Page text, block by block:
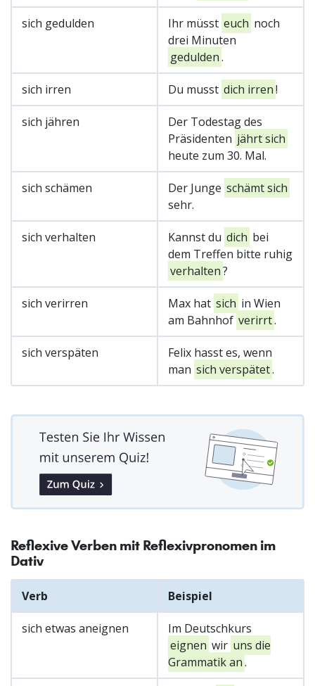
sich gedulden Ihr müsst euch noch
drei Minuten
gedulden.
sich irren Du musst dich irren!
sich jähren
Der Todestag des
Präsidenten jährt sich
heute zum 30. Mal.
sich schämen Der Junge schämt sich
sehr.
sich verhalten Kannst du dich bei
dem Treffen bitte ruhig
verhalten?
sich verirren Max hat sich in Wien
am Bahnhof verirrt.
sich verspäten
Felix hasst es, wenn
man sich verspätet.
Reflexive Verben mit Reflexivpronomen im
Dativ
Verb Beispiel
sich etwas aneignen
Im Deutschkurs
eignen wir uns die
Grammatik an.